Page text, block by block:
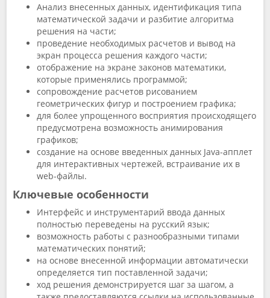
Анализ внесенных данных, идентификация типа
математической задачи и разбитие алгоритма
решения на части;
проведение необходимых расчетов и вывод на
экран процесса решения каждого части;
отображение на экране законов математики,
которые применялись программой;
сопровождение расчетов рисованием
геометрических фигур и построением графика;
для более упрощенного восприятия происходящего
предусмотрена возможность анимирования
графиков;
создание на основе введенных данных Java-апплет
для интерактивных чертежей, встраивание их в
web-файлы.
Ключевые особенности
Интерфейс и инструментарий ввода данных
полностью переведены на русский язык;
возможность работы с разнообразными типами
математических понятий;
на основе внесенной информации автоматически
определяется тип поставленной задачи;
ход решения демонстрируется шаг за шагом, а